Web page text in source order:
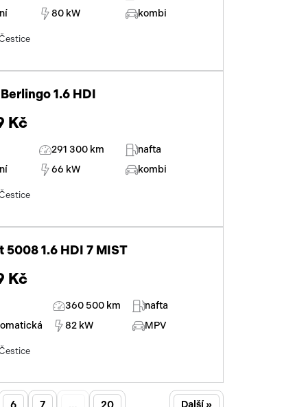
80 kW kombi
1.6 HDI
Kč
291 300 km
nafta
66 kW kombi
5008 1.6 HDI 7 MIST
Kč
360 500 km
nafta
82 kW MPV
Další »